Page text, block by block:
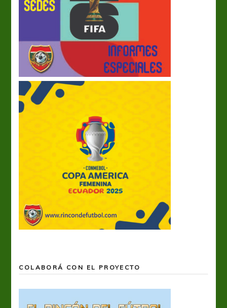
COLABORÁ CON EL PROYECTO